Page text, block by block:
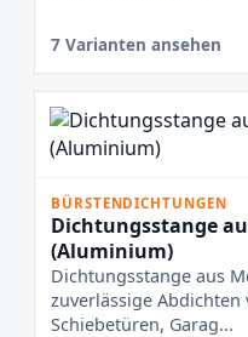
7 Varianten ansehen
BÜRSTENDICHTUNGEN
Dichtungsstange
(Aluminium)
Dichtungsstange aus
zuverlässige Abdichten
Schiebetüren, Garag...